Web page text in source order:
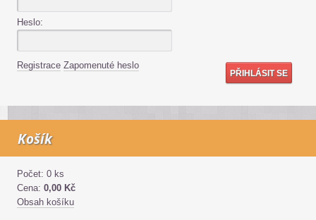
Heslo:
Registrace Zapomenuté heslo
Košík
Počet: 0 ks
Cena: 0,00 Kč
Obsah košíku